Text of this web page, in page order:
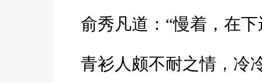
俞秀凡道：“慢着，在下
青衫人颇不耐之情，冷